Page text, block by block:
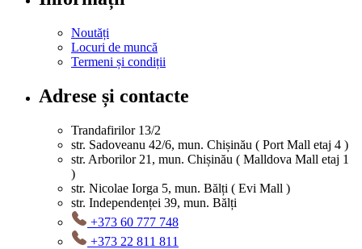
Noutăți
Locuri de muncă
Termeni și condiții
Adrese și contacte
Trandafirilor 13/2
str. Sadoveanu 42/6, mun. Chișinău ( Port Mall etaj 4 )
str. Arborilor 21, mun. Chișinău ( Malldova Mall etaj 1
)
str. Nicolae Iorga 5, mun. Bălți ( Evi Mall )
str. Independenței 39, mun. Bălți
+373 60 777 748
+373 22 811 811